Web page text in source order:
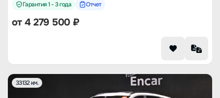
Гарантия 1 - 3 года Отчет
от4 279 500₽
33132 км.